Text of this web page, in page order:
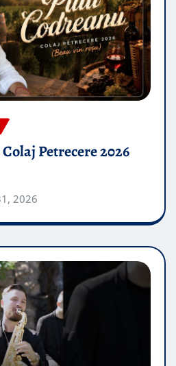
Petrecere 2026
2026